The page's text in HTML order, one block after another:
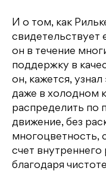
И о том, как
свидетельствует
он в течение
поддержку в
он, кажется,
даже в холодном
распределить по
движение, без
многоцветность,
счет
благодаря